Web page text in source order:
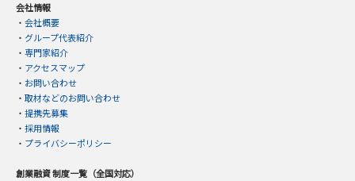
会社情報
・ 会社概要
・ グループ代表紹介
・ 専門家紹介
・ アクセスマップ
・ お問い合わせ
・ 取材などのお問い合わせ
・ 提携先募集
・ 採用情報
・ プライバシーポリシー
創業融資 制度一覧（全国対応）